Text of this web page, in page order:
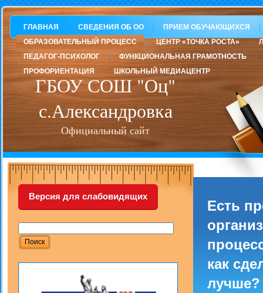
ГБОУ СОШ "Оц"
с.Александровка
Официальный сайт
ГЛАВНАЯ СВЕДЕНИЯ ОБ ОО
ПРИЕМ ОБУЧАЮЩИХСЯ
ОБРАЗОВАТЕЛЬНЫЙ ПРОЦЕСС
ЦЕНТР «ТОЧКА РОСТА»
ПЕДАГОГ-ПСИХОЛОГ
ФУНКЦИОНАЛЬНАЯ ГРАМОТНОСТЬ
ПРОФОРИЕНТАЦИЯ
ШКОЛЬНЫЙ МЕДИАЦЕНТР
Версия для слабовидящих
Есть
как
лучше?